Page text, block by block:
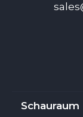
Schauraum